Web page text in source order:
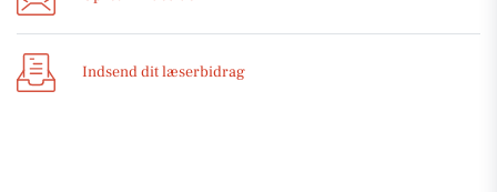
Indsend dit læserbidrag